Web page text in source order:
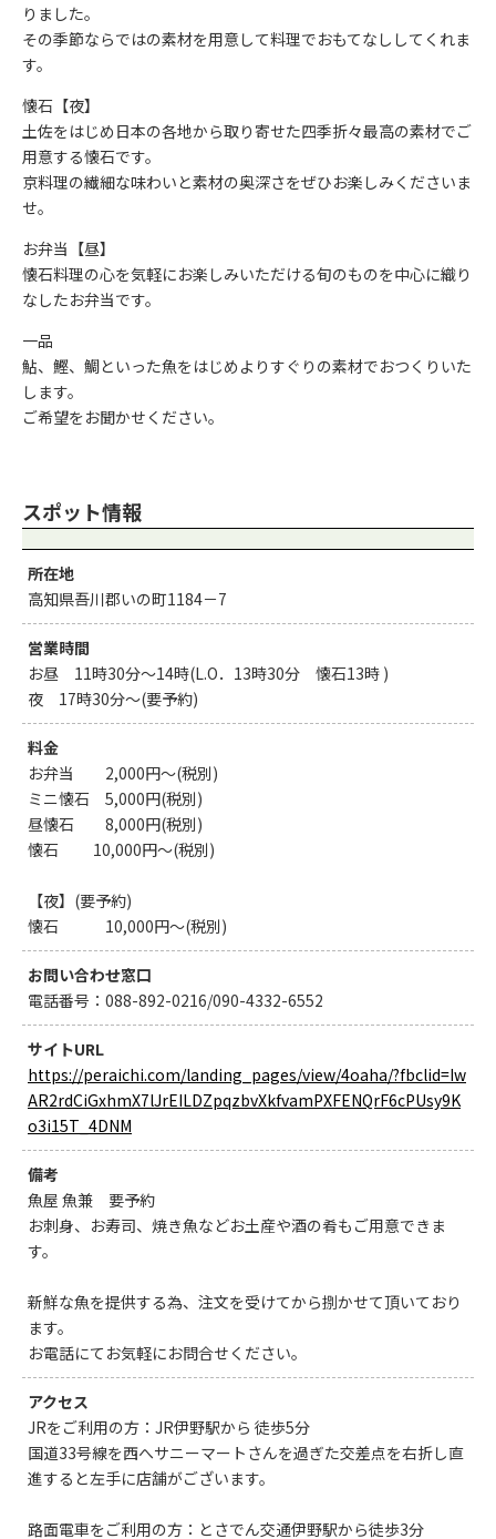
りました。
その季節ならではの素材を用意して料理でおもてなししてくれま
す。
懐石【夜】
土佐をはじめ日本の各地から取り寄せた四季折々最高の素材でご
用意する懐石です。
京料理の繊細な味わいと素材の奥深さをぜひお楽しみくださいま
せ。
お弁当【昼】
懐石料理の心を気軽にお楽しみいただける旬のものを中心に織り
なしたお弁当です。
一品
鮎、鰹、鯛といった魚をはじめよりすぐりの素材でおつくりいた
します。
ご希望をお聞かせください。
スポット情報
所在地
高知県吾川郡いの町1184－7
営業時間
お昼 11時30分～14時(L.O．13時30分 懐石13時 )
夜 17時30分～(要予約)
料金
お弁当 2,000円～(税別)
ミニ懐石 5,000円(税別)
昼懐石 8,000円(税別)
懐石 10,000円～(税別)
【夜】(要予約)
懐石 10,000円～(税別)
お問い合わせ窓口
電話番号：088-892-0216/090-4332-6552
サイトURL
https://peraichi.com/landing_pages/view/4oaha/?fbclid=Iw
AR2rdCiGxhmX7lJrEILDZpqzbvXkfvamPXFENQrF6cPUsy9K
o3i15T_4DNM
備考
魚屋 魚兼 要予約
お刺身、お寿司、焼き魚などお土産や酒の肴もご用意できま
す。
新鮮な魚を提供する為、注文を受けてから捌かせて頂いており
ます。
お電話にてお気軽にお問合せください。
アクセス
JRをご利用の方：JR伊野駅から 徒歩5分
国道33号線を西へサニーマートさんを過ぎた交差点を右折し直
進すると左手に店舗がございます。
路面電車をご利用の方：とさでん交通伊野駅から徒歩3分